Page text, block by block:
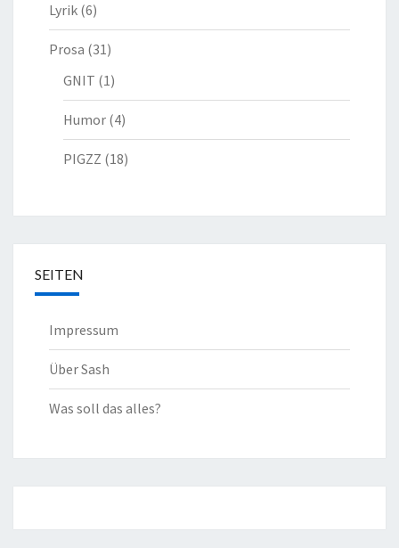
Lyrik (6)
Prosa (31)
GNIT (1)
Humor (4)
PIGZZ (18)
SEITEN
Impressum
Über Sash
Was soll das alles?